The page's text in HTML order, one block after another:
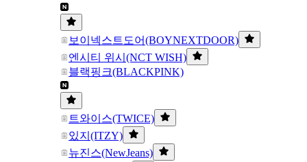
보이넥스트도어(BOYNEXTDOOR)
엔시티 위시(NCT WISH)
블랙핑크(BLACKPINK)
트와이스(TWICE)
있지(ITZY)
뉴진스(NewJeans)